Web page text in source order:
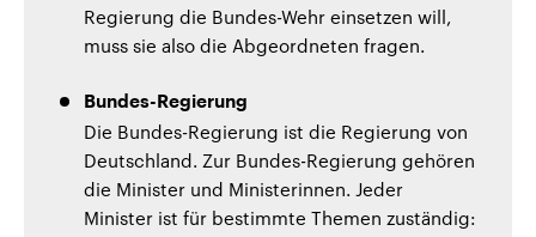
Regierung die Bundes-Wehr einsetzen will,
muss sie also die Abgeordneten fragen.
Bundes-Regierung
Die Bundes-Regierung ist die Regierung von
Deutschland. Zur Bundes-Regierung gehören
die Minister und Ministerinnen. Jeder
Minister ist für bestimmte Themen zuständig: